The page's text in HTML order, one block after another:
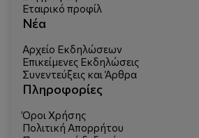
Εταιρικό προφίλ
Νέα
Αρχείο Εκδηλώσεων
Επικείμενες Εκδηλώσεις
Συνεντεύξεις και Άρθρα
Πληροφορίες
Όροι Χρήσης
Πολιτική Απορρήτου